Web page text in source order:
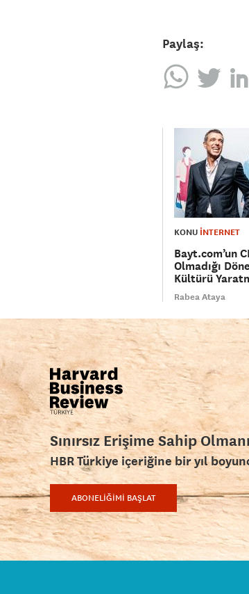
Paylaş:
KONU İNTERNET
Bayt.com’un
Olmadığı
Kültürü
Rabea Ataya
Sınırsız Erişime Sahip
HBR Türkiye içeriğine bir yıl
ABONELİĞİMİ BAŞLAT